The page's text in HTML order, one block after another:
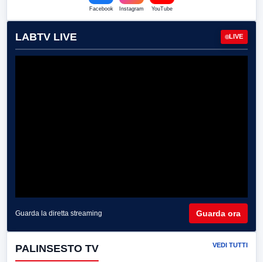
Facebook Instagram YouTube
LABTV LIVE LIVE
Guarda la diretta streaming Guarda ora
PALINSESTO TV VEDI TUTTI